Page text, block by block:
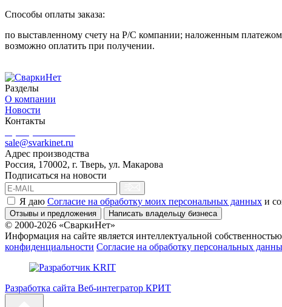
Способы оплаты заказа:
по выставленному счету на Р/С компании; наложенным
возможно оплатить при получении.
Разделы
О компании
Новости
Контакты
sale@svarkinet.ru
Адрес производства
Россия, 170002, г. Тверь, ул. Макарова
Подписаться на новости
Я даю Согласие на обработку моих персональных данных и
Отзывы и предложения Написать владельцу бизнеса
© 2000-2026 «СваркиНет»
Информация на сайте является интеллектуальной
конфиденциальности Согласие на обработку персональных
Разработка сайта Веб-интегратор КРИТ